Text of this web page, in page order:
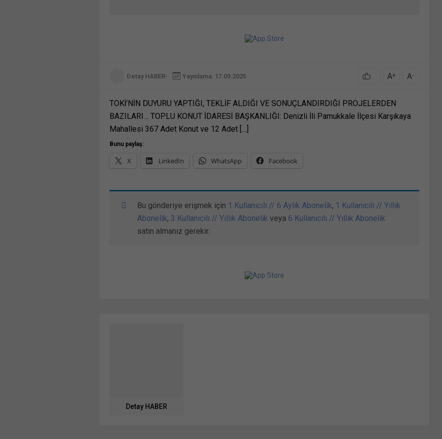
Detay HABER Yayınlama: 17.09.2025 A+ A-
TOKİ’NİN DUYURU YAPTIĞI, TEKLİF ALDIĞI VE SONUÇLANDIRDIĞI PROJELERDEN
BAZILARI… TOPLU KONUT İDARESİ BAŞKANLIĞI: Denizli İli Pamukkale İlçesi Karşıkaya
Mahallesi 367 Adet Konut ve 12 Adet […]
Bunu paylaş:
X LinkedIn WhatsApp Facebook
Bu gönderiye erişmek için 1 Kullanıcılı // 6 Aylık Abonelik, 1 Kullanıcılı // Yıllık
Abonelik, 3 Kullanıcılı // Yıllık Abonelik veya 6 Kullanıcılı // Yıllık Abonelik
satın almanız gerekir.
Detay HABER